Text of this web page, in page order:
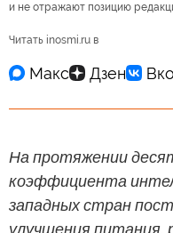
и не отражают позицию
Читать inosmi.ru в
На протяжении
коэффициента
западных стран
улучшения питания,